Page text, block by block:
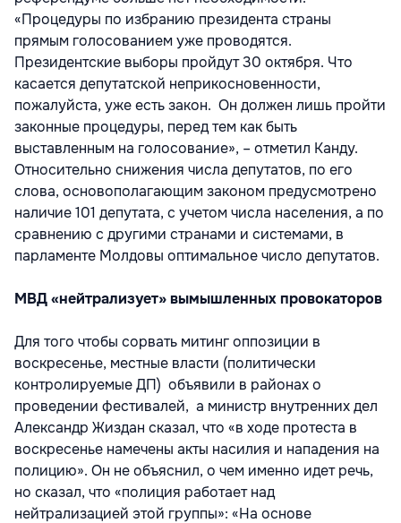
«Процедуры по избранию президента страны
прямым голосованием уже проводятся.
Президентские выборы пройдут 30 октября. Что
касается депутатской неприкосновенности,
пожалуйста, уже есть закон. Он должен лишь пройти
законные процедуры, перед тем как быть
выставленным на голосование», – отметил Канду.
Относительно снижения числа депутатов, по его
слова, основополагающим законом предусмотрено
наличие 101 депутата, с учетом числа населения, а по
сравнению с другими странами и системами, в
парламенте Молдовы оптимальное число депутатов.
МВД «нейтрализует» вымышленных провокаторов
Для того чтобы сорвать митинг оппозиции в
воскресенье, местные власти (политически
контролируемые ДП) объявили в районах о
проведении фестивалей, а министр внутренних дел
Александр Жиздан сказал, что «в ходе протеста в
воскресенье намечены акты насилия и нападения на
полицию». Он не объяснил, о чем именно идет речь,
но сказал, что «полиция работает над
нейтрализацией этой группы»: «На основе